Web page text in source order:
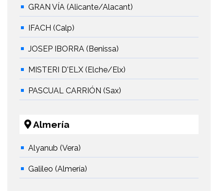
GRAN VÍA (Alicante/Alacant)
IFACH (Calp)
JOSEP IBORRA (Benissa)
MISTERI D'ELX (Elche/Elx)
PASCUAL CARRIÓN (Sax)
Almería
Alyanub (Vera)
Galileo (Almería)